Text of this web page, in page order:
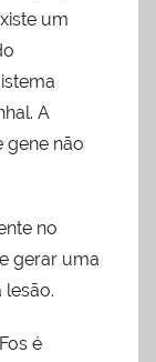
um
A
gene não
no
gerar uma
é